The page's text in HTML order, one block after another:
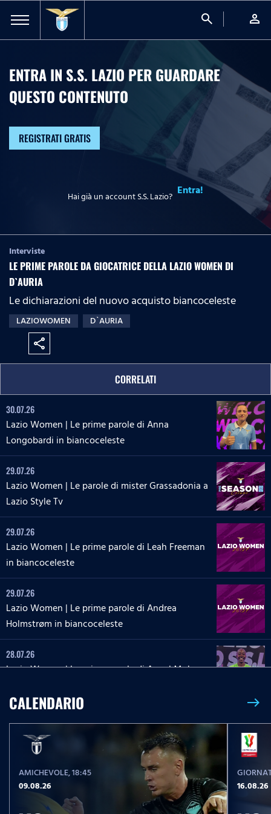
search person
ENTRA IN S.S. LAZIO PER GUARDARE
QUESTO CONTENUTO
REGISTRATI GRATIS
Hai già un account S.S. Lazio? Entra!
Interviste
LE PRIME PAROLE DA GIOCATRICE DELLA LAZIO WOMEN DI
D`AURIA
Le dichiarazioni del nuovo acquisto biancoceleste
LAZIOWOMEN D`AURIA
share
CORRELATI
30.07.26
Lazio Women | Le prime parole di Anna
Longobardi in biancoceleste
29.07.26
Lazio Women | Le parole di mister Grassadonia a
Lazio Style Tv
29.07.26
Lazio Women | Le prime parole di Leah Freeman
in biancoceleste
29.07.26
Lazio Women | Le prime parole di Andrea
Holmstrøm in biancoceleste
28.07.26
Lazio Women | Le prime parole di Angel Mukasa
Lazio Women | Le parole di Martina Zanoli a
Lazio Style Tv
27.07.26
Lazio Women | Le prime parole di Carlotta Masu
in biancoceleste
CALENDARIO east
AMICHEVOLE, 18:45
09.08.26
16.08.26